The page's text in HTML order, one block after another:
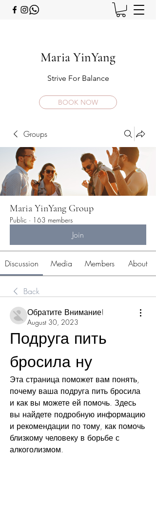
Maria YinYang
Strive For Balance
BOOK NOW
Groups
Maria YinYang Group
Public · 163 members
Join
Discussion Media Members About
Back
Обратите Внимание!
August 30, 2023
Подруга пить
бросила ну
Эта страница поможет вам понять,
почему ваша подруга пить бросила
и как вы можете ей помочь. Здесь
вы найдете подробную информацию
и рекомендации по тому, как помочь
близкому человеку в борьбе с
алкоголизмом.